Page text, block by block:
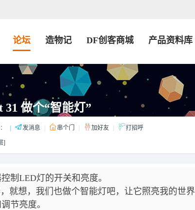
论坛 造物记 DF创客商城 产品资料库
做个“智能灯”
发消息 串个门 加好友 打招呼
]
制LED灯的开关和亮度。
就想，我们也做个智能灯吧，让它照亮我的世界
节亮度。